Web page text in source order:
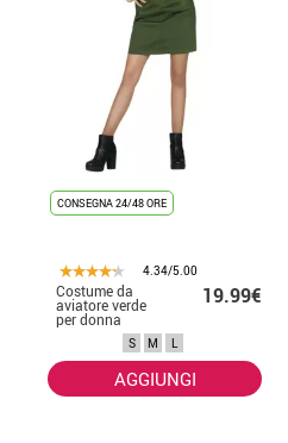
CONSEGNA 24/48 ORE
4.34/5.00
Costume da
aviatore verde
per donna
19.99€
S M L
AGGIUNGI